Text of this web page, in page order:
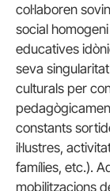
col·laboren
social
educatives
seva
culturals per
constants
il·lustres,
famílies, etc.).
mobilitzacions